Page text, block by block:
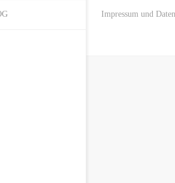
Impressum und